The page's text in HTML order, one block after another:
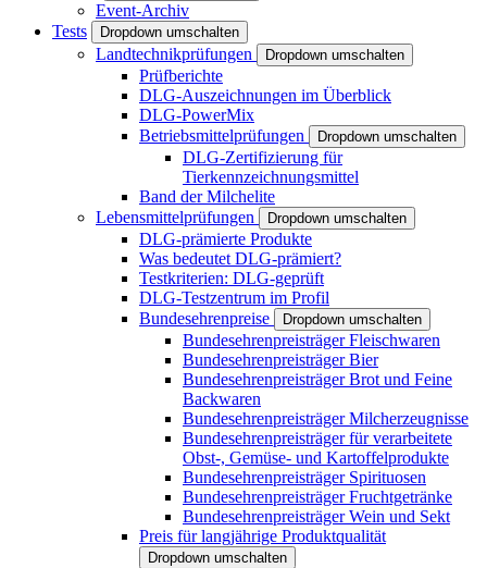
Event-Archiv
Tests
Dropdown umschalten
Landtechnikprüfungen Dropdown umschalten
Prüfberichte
DLG-Auszeichnungen im Überblick
DLG-PowerMix
Betriebsmittelprüfungen
Dropdown umschalten
DLG-Zertifizierung für
Tierkennzeichnungsmittel
Band der Milchelite
Lebensmittelprüfungen
Dropdown umschalten
DLG-prämierte Produkte
Was bedeutet DLG-prämiert?
Testkriterien: DLG-geprüft
DLG-Testzentrum im Profil
Bundesehrenpreise
Dropdown umschalten
Bundesehrenpreisträger Fleischwaren
Bundesehrenpreisträger Bier
Bundesehrenpreisträger Brot und Feine
Backwaren
Bundesehrenpreisträger Milcherzeugnisse
Bundesehrenpreisträger für verarbeitete
Obst-, Gemüse- und Kartoffelprodukte
Bundesehrenpreisträger Spirituosen
Bundesehrenpreisträger Fruchtgetränke
Bundesehrenpreisträger Wein und Sekt
Preis für langjährige Produktqualität
Dropdown umschalten